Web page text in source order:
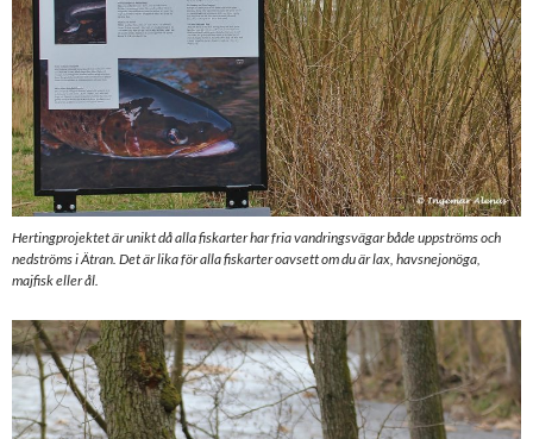
Hertingprojektet är unikt då alla fiskarter har fria vandringsvägar både uppströms och
nedströms i Ätran. Det är lika för alla fiskarter oavsett om du är lax, havsnejonöga,
majfisk eller ål.